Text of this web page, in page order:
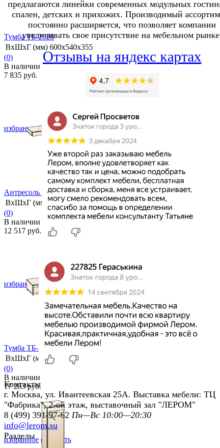
избранное сравнить
Тумба ТБ-2628
ВхШхГ (мм) 600х540х355
(0)
В наличии
7 835 руб.
избранное сравнить
Антресоль АН-2662
ВхШхГ (мм)
138х1440х355
(0)
В наличии
12 517 руб.
избранное сравнить
Тумба ТБ-2673
ВхШхГ (мм) 330х1440х452
(0)
В наличии
17 283 руб.
предлагаются линейки современных модульных
спален, детских и прихожих. Производимый
постоянно расширяется, что позволяет компании
увеличивать свое присутствие на мебельном
Отзывы на яндекс картах
Контакты
г. Москва, ул. Ивантеевская 25А. Выставка мебели: ТЦ
"Фабрика", 2-ой этаж, выставочный зал "ЛЕРОМ"
8 (499) 391-97-62 Пн—Вс 10:00—20:30
info@lerom.su
Разделы